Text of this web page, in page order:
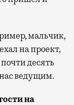
мальчик,
на проект,
десять
нас ведущим.
на